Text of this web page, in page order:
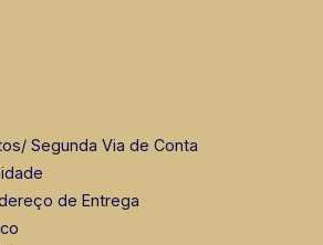
Segunda Via de Conta
de Entrega